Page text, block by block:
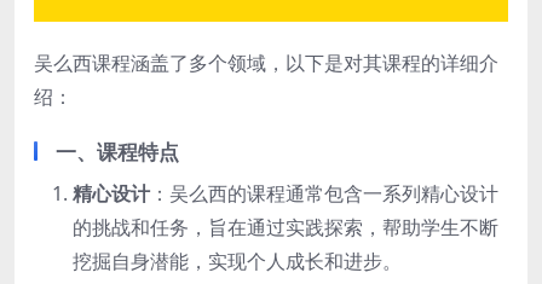
吴么西课程涵盖了多个领域，以下是对其课程的详细介
绍：
一、课程特点
精心设计：吴么西的课程通常包含一系列精心设计
的挑战和任务，旨在通过实践探索，帮助学生不断
挖掘自身潜能，实现个人成长和进步。